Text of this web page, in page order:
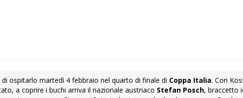
ospitarlo martedì 4 febbraio nel quarto di finale di Coppa Italia. Con
a coprire i buchi arriva il nazionale austriaco Stefan Posch, braccetto